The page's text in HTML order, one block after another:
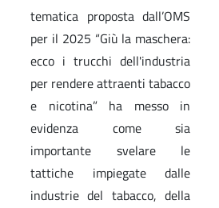
tematica proposta dall’OMS
per il 2025 “Giù la maschera:
ecco i trucchi dell'industria
per rendere attraenti tabacco
e nicotina” ha messo in
evidenza come sia
importante svelare le
tattiche impiegate dalle
industrie del tabacco, della